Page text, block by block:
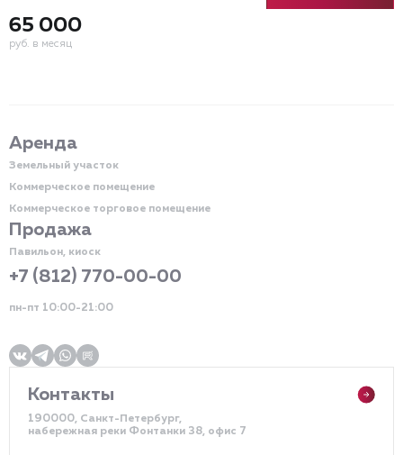
65 000
руб. в месяц
Аренда
Земельный участок
Коммерческое помещение
Коммерческое торговое помещение
Продажа
Павильон, киоск
+7 (812) 770-00-00
пн-пт 10:00-21:00
Контакты
190000, Санкт-Петербург,
набережная реки Фонтанки 38, офис 7